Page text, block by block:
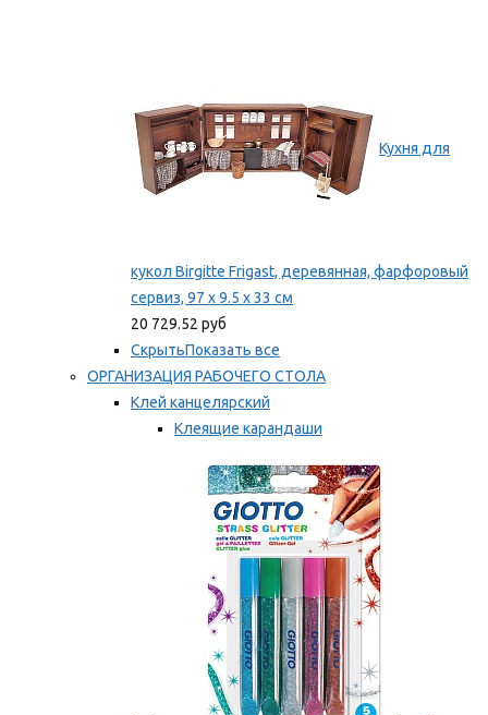
Кухня для
кукол Birgitte Frigast, деревянная, фарфоровый
сервиз, 97 x 9.5 x 33 см
20 729.52 руб
СкрытьПоказать все
ОРГАНИЗАЦИЯ РАБОЧЕГО СТОЛА
Клей канцелярский
Клеящие карандаши
Мы рекомендуем